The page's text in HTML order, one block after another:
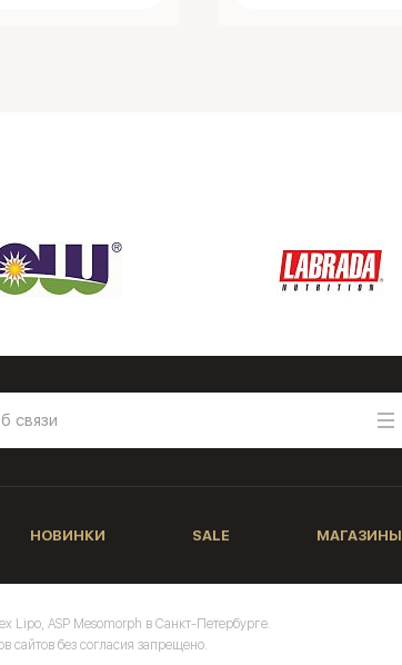
НОВИНКИ SALE МАГАЗИНЫ
Lipo, ASP Mesomorph в Санкт-Петербурге.
сайтов без согласия запрещено.